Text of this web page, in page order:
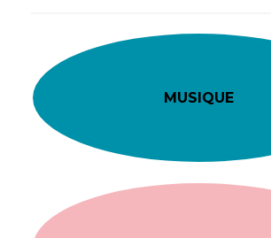
MUSIQUE